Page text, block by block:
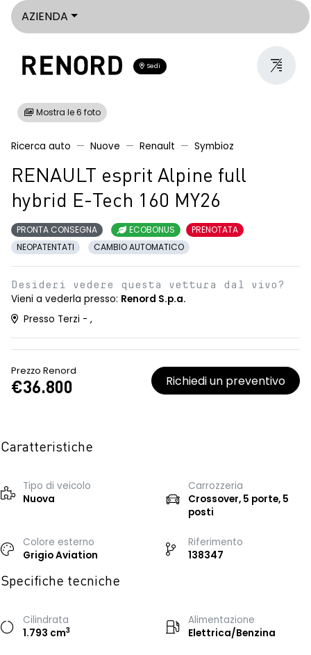
AZIENDA
Sedi
Mostra le 6 foto
Ricerca auto Nuove Renault Symbioz
RENAULT esprit Alpine full
hybrid E-Tech 160 MY26
PRONTA CONSEGNA ECOBONUS
PRENOTATA
NEOPATENTATI
CAMBIO AUTOMATICO
Desideri vedere questa vettura dal vivo?
Vieni a vederla presso: Renord S.p.a.
Presso Terzi - ,
Prezzo Renord
€36.800 Richiedi un preventivo
Caratteristiche
Tipo di veicolo
Nuova
Carrozzeria
Crossover, 5 porte, 5
posti
Colore esterno
Grigio Aviation
Riferimento
138347
Specifiche tecniche
Cilindrata
1.793 cm3
Alimentazione
Elettrica/Benzina